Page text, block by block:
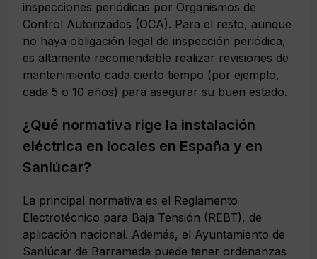
inspecciones periódicas por Organismos de
Control Autorizados (OCA). Para el resto, aunque
no haya obligación legal de inspección periódica,
es altamente recomendable realizar revisiones de
mantenimiento cada cierto tiempo (por ejemplo,
cada 5 o 10 años) para asegurar su buen estado.
¿Qué normativa rige la instalación
eléctrica en locales en España y en
Sanlúcar?
La principal normativa es el Reglamento
Electrotécnico para Baja Tensión (REBT), de
aplicación nacional. Además, el Ayuntamiento de
Sanlúcar de Barrameda puede tener ordenanzas